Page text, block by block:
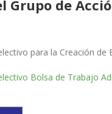
de
para la Creación
Bolsa de Trabajo